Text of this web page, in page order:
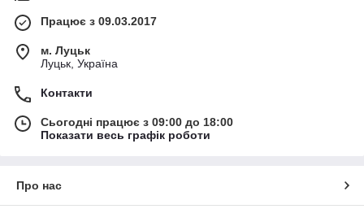
Працює з 09.03.2017
м. Луцьк
Луцьк, Україна
Контакти
Сьогодні працює з 09:00 до 18:00
Показати весь графік роботи
Про нас